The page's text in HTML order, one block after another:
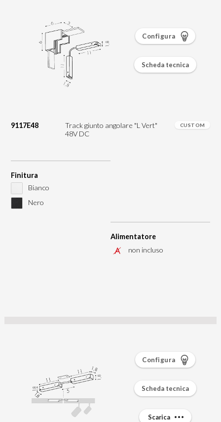
9117E48
Track giunto angolare "L Vert"
48V DC
CUSTOM
Finitura
Bianco
Nero
Alimentatore
non incluso
Configura
Scheda tecnica
Configura
Scheda tecnica
Scarica